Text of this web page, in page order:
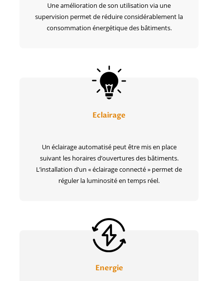
Une amélioration de son utilisation via une
supervision permet de réduire considérablement la
consommation énergétique des bâtiments.
Eclairage
Un éclairage automatisé peut être mis en place
suivant les horaires d’ouvertures des bâtiments.
L’installation d’un « éclairage connecté » permet de
réguler la luminosité en temps réel.
Energie